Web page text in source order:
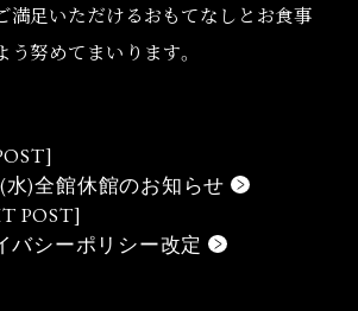
満足いただけるおもてなしとお食事
努めてまいります。
水)全館休館のお知らせ
バシーポリシー改定